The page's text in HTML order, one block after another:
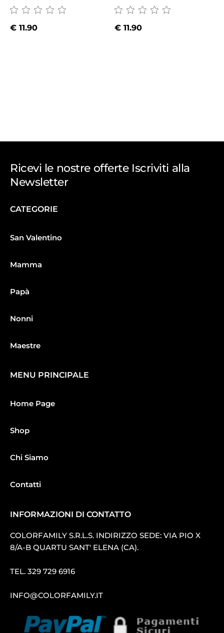
€11.90 € 11.90
Ricevi le nostre offerte Iscriviti alla
Newsletter
CATEGORIE
San Valentino
Mamma
Papà
Nonni
Maestre
MENU PRINCIPALE
Home Page
Shop
Chi Siamo
Contatti
INFORMAZIONI DI CONTATTO
COLORFAMILY S.R.L.S. INDIRIZZO SEDE: VIA PIO X
8/A-B QUARTU SANT′ ELENA (CA).
TEL. 329 729 6916
INFO@COLORFAMILY.IT